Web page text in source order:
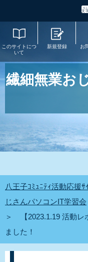
このサイトにつ
いて
新規登録 お
繊細無業お
八王子ｺﾐｭﾆﾃｨ活動応援
じさんパソコンIT学習会
＞
【2023.1.19 活動
ました！